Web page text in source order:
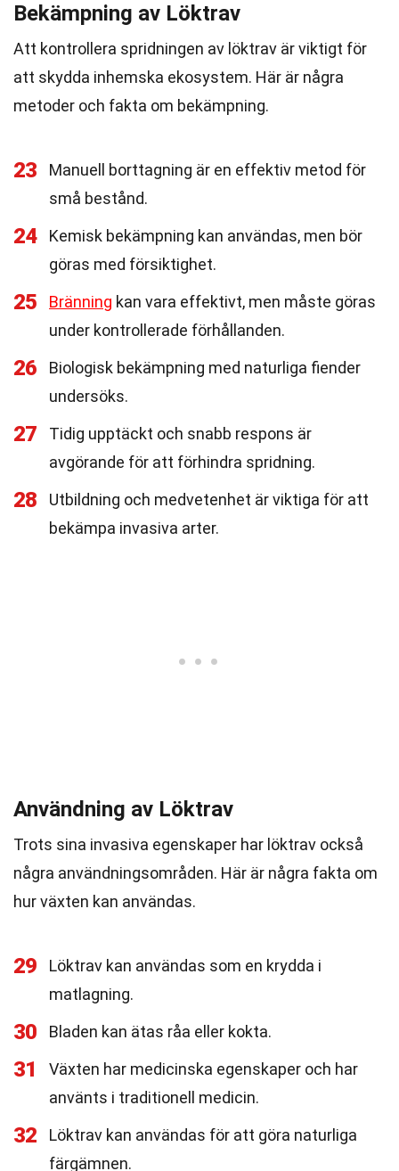
Bekämpning av Löktrav
Att kontrollera spridningen av löktrav är viktigt för
att skydda inhemska ekosystem. Här är några
metoder och fakta om bekämpning.
23
Manuell borttagning är en effektiv metod för
små bestånd.
24
Kemisk bekämpning kan användas, men bör
göras med försiktighet.
25 Bränning kan vara effektivt, men måste göras
under kontrollerade förhållanden.
26
Biologisk bekämpning med naturliga fiender
undersöks.
27
Tidig upptäckt och snabb respons är
avgörande för att förhindra spridning.
28
Utbildning och medvetenhet är viktiga för att
bekämpa invasiva arter.
Användning av Löktrav
Trots sina invasiva egenskaper har löktrav också
några användningsområden. Här är några fakta om
hur växten kan användas.
29
Löktrav kan användas som en krydda i
matlagning.
30 Bladen kan ätas råa eller kokta.
31
Växten har medicinska egenskaper och har
använts i traditionell medicin.
32
Löktrav kan användas för att göra naturliga
färgämnen.